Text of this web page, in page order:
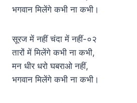
भगवान मिलेंगे कभी ना कभी।
सूरज में नहीं चंदा में नहीं-०२
तारों में मिलेंगे कभी ना कभी,
मन धीर धरो घबराओ नहीं,
भगवान मिलेंगे कभी ना कभी।